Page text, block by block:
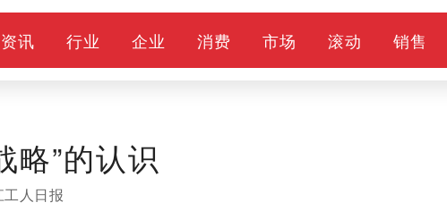
资讯 行业 企业 消费 市场 滚动 销售
略”的认识
工人日报